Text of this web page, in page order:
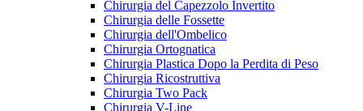
Chirurgia del Capezzolo Invertito
Chirurgia delle Fossette
Chirurgia dell'Ombelico
Chirurgia Ortognatica
Chirurgia Plastica Dopo la Perdita di Peso
Chirurgia Ricostruttiva
Chirurgia Two Pack
Chirurgia V-Line